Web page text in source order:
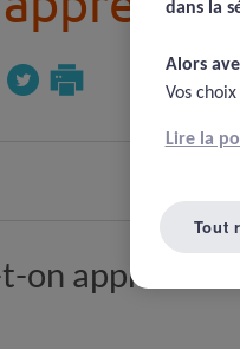
on appris en
dans la
Alors
Vos
Lire la
Tout